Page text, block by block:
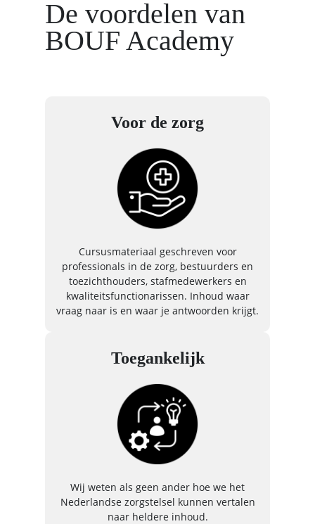
De voordelen van
BOUF Academy
Voor de zorg
Cursusmateriaal geschreven voor
professionals in de zorg, bestuurders en
toezichthouders, stafmedewerkers en
kwaliteitsfunctionarissen. Inhoud waar
vraag naar is en waar je antwoorden krijgt.
Toegankelijk
Wij weten als geen ander hoe we het
Nederlandse zorgstelsel kunnen vertalen
naar heldere inhoud.